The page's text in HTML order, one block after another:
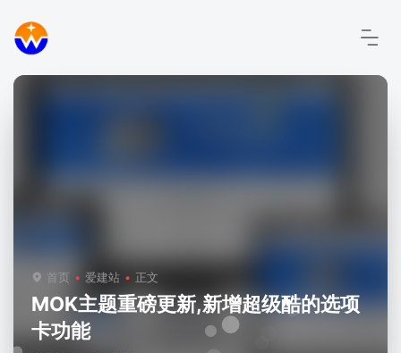
首页 爱建站 正文
MOK主题重磅更新,新增超级酷的选项
卡功能